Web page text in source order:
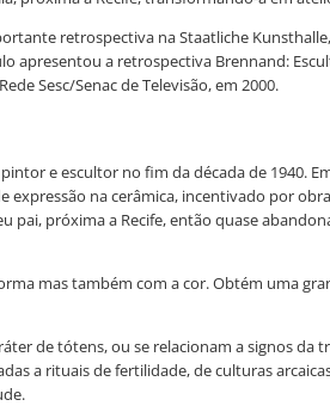
retrospectiva na Staatliche
apresentou a retrospectiva Brennand:
Sesc/Senac de Televisão, em 2000.
e escultor no fim da década de 1940.
na cerâmica, incentivado por
pai, próxima a Recife, então quase
mas também com a cor. Obtém uma
de tótens, ou se relacionam a signos
a rituais de fertilidade, de culturas